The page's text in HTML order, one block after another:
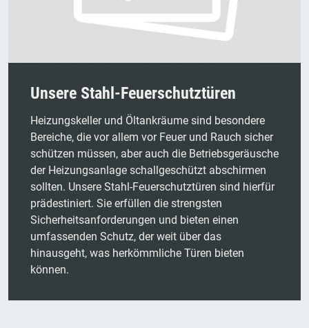
Unsere Stahl-Feuerschutztüren
Heizungskeller und Öltankräume sind besondere
Bereiche, die vor allem vor Feuer und Rauch sicher
schützen müssen, aber auch die Betriebsgeräusche
der Heizungsanlage schallgeschützt abschirmen
sollten. Unsere Stahl-Feuerschutztüren sind hierfür
prädestiniert. Sie erfüllen die strengsten
Sicherheitsanforderungen und bieten einen
umfassenden Schutz, der weit über das
hinausgeht, was herkömmliche Türen bieten
können.